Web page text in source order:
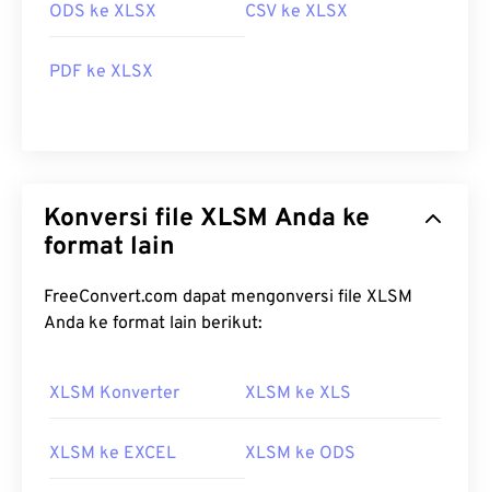
ODS ke XLSX CSV ke XLSX
PDF ke XLSX
Konversi file XLSM Anda ke
format lain
FreeConvert.com dapat mengonversi file XLSM
Anda ke format lain berikut:
XLSM Konverter XLSM ke XLS
XLSM ke EXCEL XLSM ke ODS